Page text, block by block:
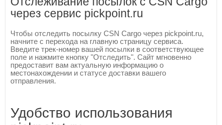
через сервис pickpoint.ru
Чтобы отследить посылку CSN Cargo через pickpoint.ru,
начните с перехода на главную страницу сервиса.
Введите трек-номер вашей посылки в соответствующее
поле и нажмите кнопку "Отследить". Сайт мгновенно
предоставит вам актуальную информацию о
местонахождении и статусе доставки вашего
отправления.
Удобство использования